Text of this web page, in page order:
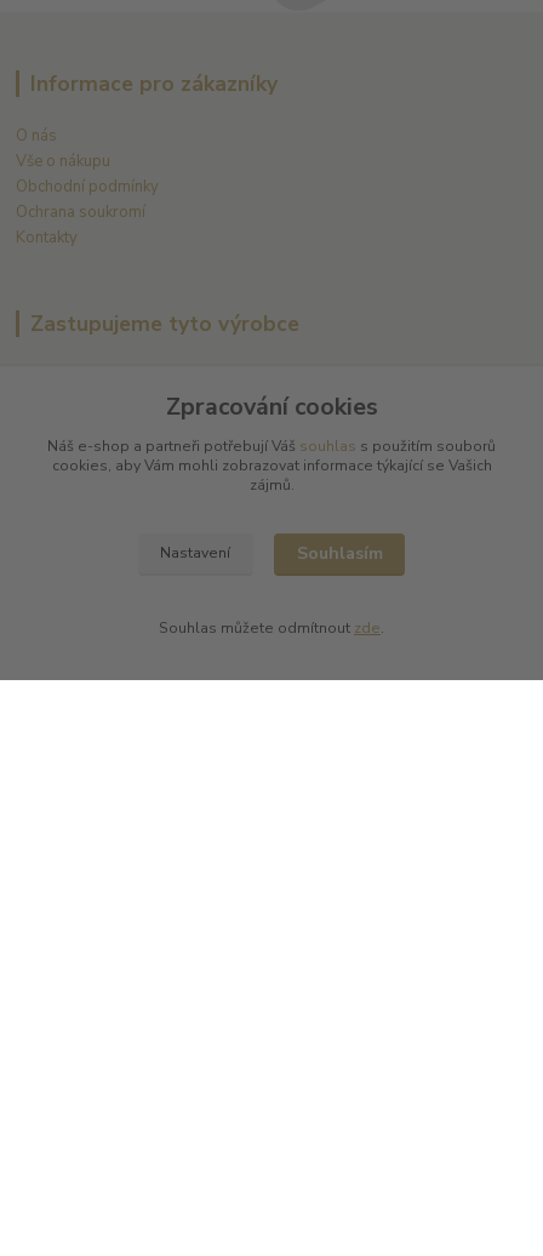
Informace pro zákazníky
O nás
Vše o nákupu
Obchodní podmínky
Ochrana soukromí
Kontakty
Zastupujeme tyto výrobce
Chablis Daniel-Etienne Defaix
Champagne Charles Ellner
Zobrazit další výrobce →
Kde nás najdete
L PLUS - Miloslav Lerch
Zpracování cookies
Náš e-shop a partneři potřebují Váš souhlas s použitím souborů
cookies, aby Vám mohli zobrazovat informace týkající se Vašich
zájmů.
Nastavení Souhlasím
Souhlas můžete odmítnout zde.